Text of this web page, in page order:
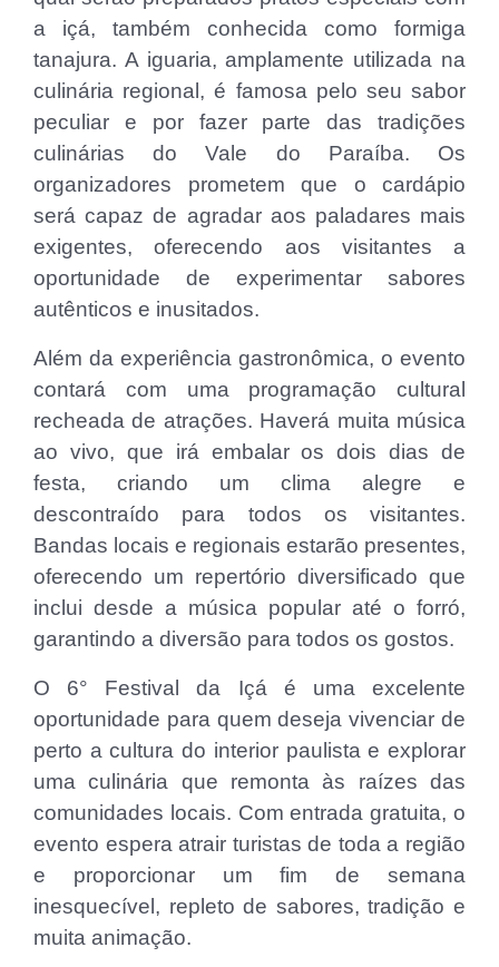
a içá, também conhecida como formiga
tanajura. A iguaria, amplamente utilizada na
culinária regional, é famosa pelo seu sabor
peculiar e por fazer parte das tradições
culinárias do Vale do Paraíba. Os
organizadores prometem que o cardápio
será capaz de agradar aos paladares mais
exigentes, oferecendo aos visitantes a
oportunidade de experimentar sabores
autênticos e inusitados.
Além da experiência gastronômica, o evento
contará com uma programação cultural
recheada de atrações. Haverá muita música
ao vivo, que irá embalar os dois dias de
festa, criando um clima alegre e
descontraído para todos os visitantes.
Bandas locais e regionais estarão presentes,
oferecendo um repertório diversificado que
inclui desde a música popular até o forró,
garantindo a diversão para todos os gostos.
O 6° Festival da Içá é uma excelente
oportunidade para quem deseja vivenciar de
perto a cultura do interior paulista e explorar
uma culinária que remonta às raízes das
comunidades locais. Com entrada gratuita, o
evento espera atrair turistas de toda a região
e proporcionar um fim de semana
inesquecível, repleto de sabores, tradição e
muita animação.